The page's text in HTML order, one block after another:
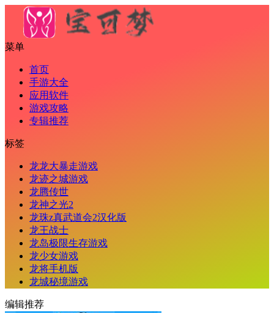
菜单
首页
手游大全
应用软件
游戏攻略
专辑推荐
标签
龙龙大暴走游戏
龙迹之城游戏
龙腾传世
龙神之光2
龙珠z真武道会2汉化版
龙王战士
龙岛极限生存游戏
龙少女游戏
龙将手机版
龙城秘境游戏
编辑推荐